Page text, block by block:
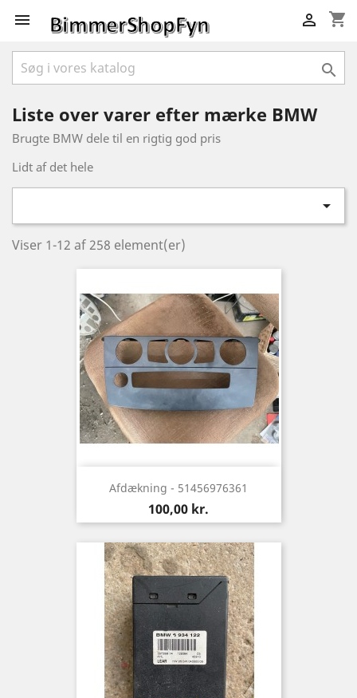
 shopping_cart


Liste over varer efter mærke BMW
Brugte BMW dele til en rigtig god pris
Lidt af det hele

Viser 1-12 af 258 element(er)
Afdækning - 51456976361
Pris
100,00 kr.